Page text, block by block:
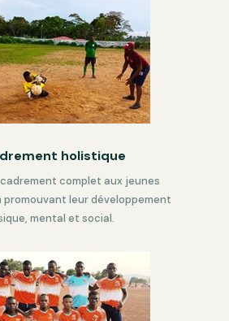
holistique
complet aux jeunes
promouvant leur développement
mental et social.